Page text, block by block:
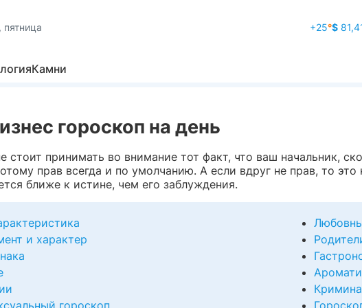
пятница +25°$
Камни
гороскоп на день
стоит принимать во внимание тот факт, что ваш начальник,
прав всегда и по умолчанию. А если вдруг не прав, то
ближе к истине, чем его заблуждения.
и характер
гороскоп